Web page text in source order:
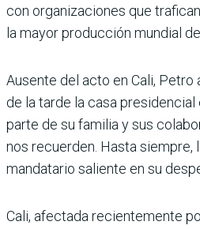
con organizaciones que
la mayor producción mundial
Ausente del acto en Cali, Petro
de la tarde la casa pre­sidencial
parte de su familia y sus
nos recuerden. Hasta siempre,
man­datario saliente en su
Cali, afectada recientemente